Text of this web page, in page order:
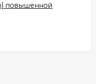
повышенной